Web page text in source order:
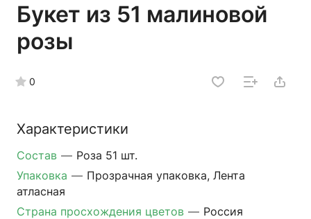
Букет из 51 малиновой
розы
0
Характеристики
Состав — Роза 51 шт.
Упаковка — Прозрачная упаковка, Лента
атласная
Страна просхождения цветов — Россия